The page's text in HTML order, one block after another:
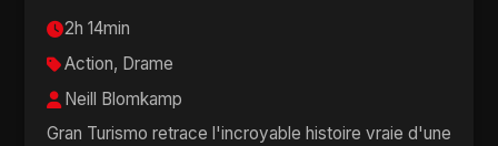
2h 14min
Action, Drame
Neill Blomkamp
Gran Turismo retrace l'incroyable histoire vraie d'une